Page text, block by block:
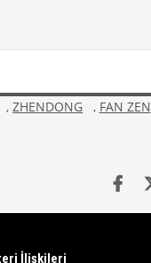
, ZHENDONG , FAN ZEN
İlişkileri